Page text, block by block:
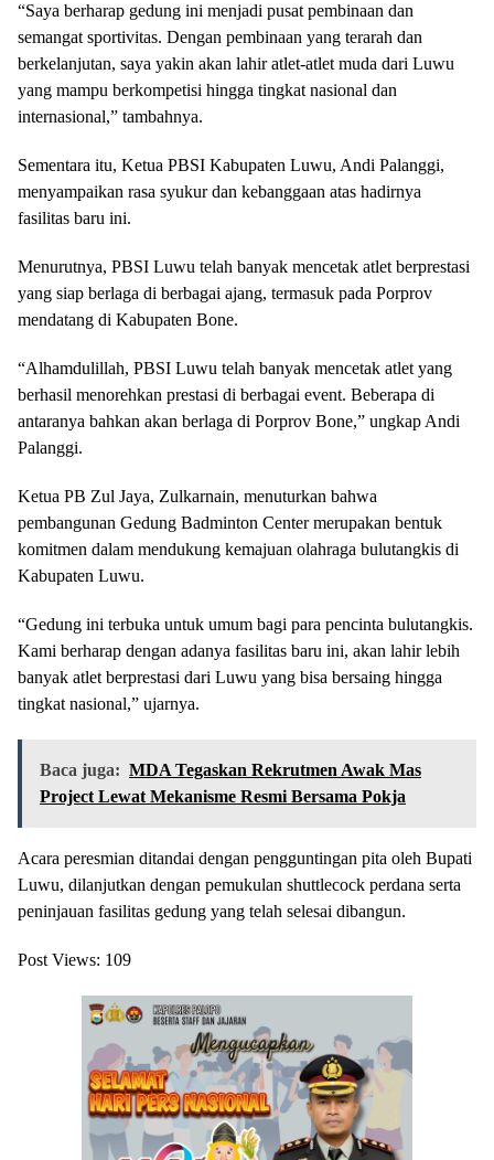
“Saya berharap gedung ini menjadi pusat pembinaan dan
semangat sportivitas. Dengan pembinaan yang terarah dan
berkelanjutan, saya yakin akan lahir atlet-atlet muda dari Luwu
yang mampu berkompetisi hingga tingkat nasional dan
internasional,” tambahnya.
Sementara itu, Ketua PBSI Kabupaten Luwu, Andi Palanggi,
menyampaikan rasa syukur dan kebanggaan atas hadirnya
fasilitas baru ini.
Menurutnya, PBSI Luwu telah banyak mencetak atlet berprestasi
yang siap berlaga di berbagai ajang, termasuk pada Porprov
mendatang di Kabupaten Bone.
“Alhamdulillah, PBSI Luwu telah banyak mencetak atlet yang
berhasil menorehkan prestasi di berbagai event. Beberapa di
antaranya bahkan akan berlaga di Porprov Bone,” ungkap Andi
Palanggi.
Ketua PB Zul Jaya, Zulkarnain, menuturkan bahwa
pembangunan Gedung Badminton Center merupakan bentuk
komitmen dalam mendukung kemajuan olahraga bulutangkis di
Kabupaten Luwu.
“Gedung ini terbuka untuk umum bagi para pencinta bulutangkis.
Kami berharap dengan adanya fasilitas baru ini, akan lahir lebih
banyak atlet berprestasi dari Luwu yang bisa bersaing hingga
tingkat nasional,” ujarnya.
Baca juga: MDA Tegaskan Rekrutmen Awak Mas
Project Lewat Mekanisme Resmi Bersama Pokja
Acara peresmian ditandai dengan pengguntingan pita oleh Bupati
Luwu, dilanjutkan dengan pemukulan shuttlecock perdana serta
peninjauan fasilitas gedung yang telah selesai dibangun.
Post Views: 109